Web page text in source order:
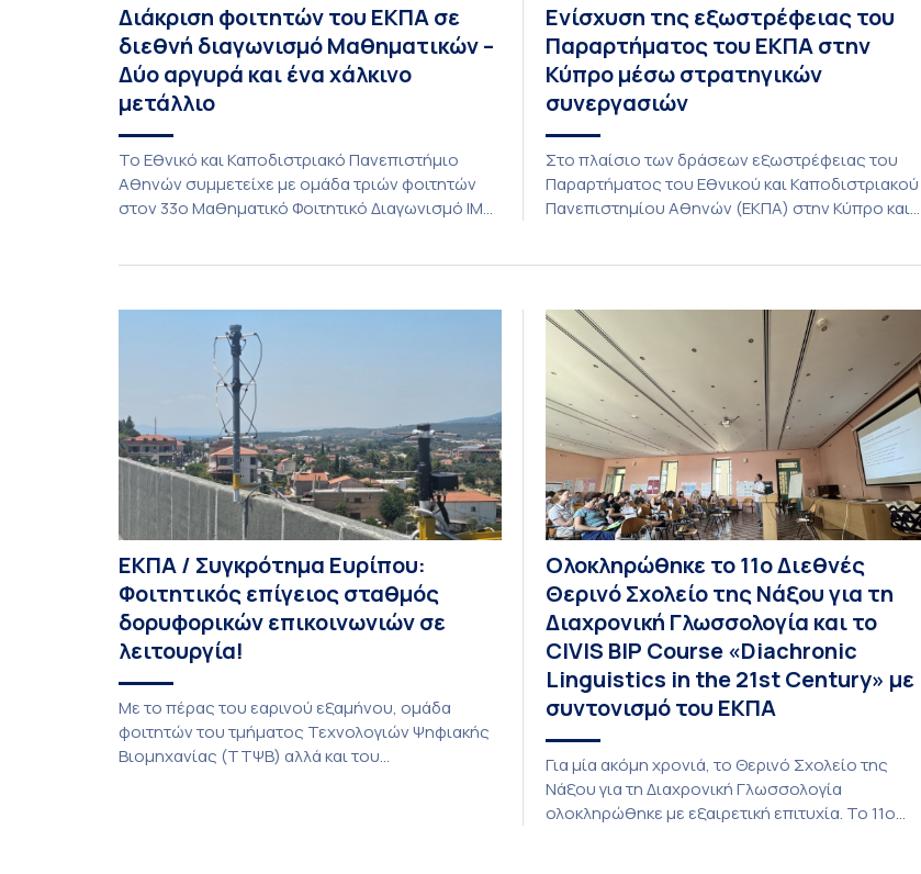
Διάκριση φοιτητών του ΕΚΠΑ σε
διεθνή διαγωνισμό Μαθηματικών –
Δύο αργυρά και ένα χάλκινο
μετάλλιο
To Εθνικό και Καποδιστριακό Πανεπιστήμιο
Αθηνών συμμετείχε με ομάδα τριών φοιτητών
στον 33ο Μαθηματικό Φοιτητικό Διαγωνισμό IMC
αυτόν συμμετείχαν 447 φοιτητές
εκπροσωπώντας 135 πανεπιστήμια από 46
χώρες. Από την Ελλάδα, συμμετείχαν επίσης το
Εθνικό Μετσόβιο Πολυτεχνείο, το Αριστοτέλειο
Πανεπιστήμιο […]
Ενίσχυση της εξωστρέφειας του
Παραρτήματος του ΕΚΠΑ στην
Κύπρο μέσω στρατηγικών
συνεργασιών
Στο πλαίσιο των δράσεων εξωστρέφειας του
Παραρτήματος του Εθνικού και Καποδιστριακού
Πανεπιστημίου Αθηνών (ΕΚΠΑ) στην Κύπρο και
Διοίκησης Επιχειρήσεων και Οργανισμών τον
Σεπτέμβριο του 2026, ο Κοσμήτορας της Σχολής
Οικονομικών και Πολιτικών Επιστημών,
Καθηγητής Νικόλαος Ηρειώτης, και ο Πρόεδρος
του Τμήματος […]
ΕΚΠΑ / Συγκρότημα Ευρίπου:
Φοιτητικός επίγειος σταθμός
δορυφορικών επικοινωνιών σε
λειτουργία!
Με το πέρας του εαρινού εξαμήνου, ομάδα
φοιτητών του τμήματος Τεχνολογιών Ψηφιακής
Βιομηχανίας (ΤΤΨΒ) αλλά και του
Ολοκληρώθηκε το 11ο Διεθνές
Θερινό Σχολείο της Νάξου για τη
Διαχρονική Γλωσσολογία και το
CIVIS BIP Course «Diachronic
Linguistics in the 21st Century» με
συντονισμό του ΕΚΠΑ
Για μία ακόμη χρονιά, το Θερινό Σχολείο της
Νάξου για τη Διαχρονική Γλωσσολογία
ολοκληρώθηκε με εξαιρετική επιτυχία. Το 11ο